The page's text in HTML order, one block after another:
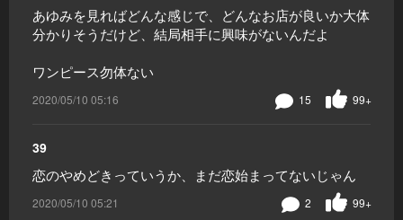
あゆみを見ればどんな感じで、どんなお店が良いか大体
分かりそうだけど、結局相手に興味がないんだよ
ワンピース勿体ない
2020/05/10 05:16 99+
15
39
恋のやめどきっていうか、まだ恋始まってないじゃん
2020/05/10 05:21 99+
2